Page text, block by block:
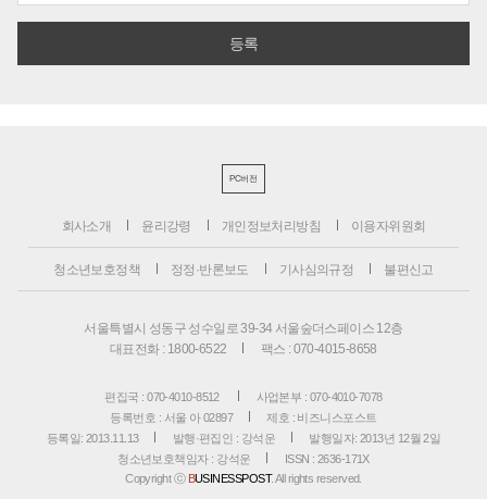
PC버전
회사소개 윤리강령 개인정보처리방침 이용자위원회
청소년보호정책 정정·반론보도 기사심의규정 불편신고
서울특별시 성동구 성수일로 39-34 서울숲더스페이스 12층
대표전화 : 1800-6522
팩스 : 070-4015-8658
편집국 : 070-4010-8512
사업본부 : 070-4010-7078
등록번호 : 서울 아 02897
제호 : 비즈니스포스트
등록일: 2013.11.13
발행·편집인 : 강석운
발행일자: 2013년 12월 2일
청소년보호책임자 : 강석운
ISSN : 2636-171X
Copyright ⓒ BUSINESSPOST. All rights reserved.